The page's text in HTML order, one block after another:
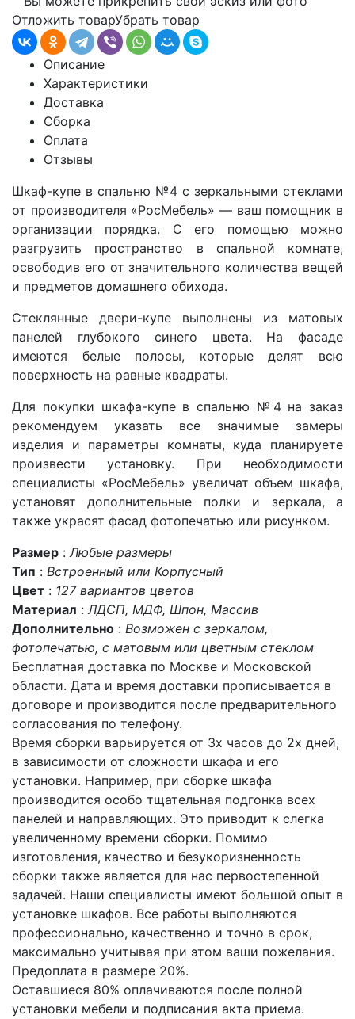
Отложить товарУбрать товар
Описание
Характеристики
Доставка
Сборка
Оплата
Отзывы
Шкаф-купе в спальню №4 с зеркальными стеклами
от производителя «РосМебель» — ваш помощник в
организации порядка. С его помощью можно
разгрузить пространство в спальной комнате,
освободив его от значительного количества вещей
и предметов домашнего обихода.
Стеклянные двери-купе выполнены из матовых
панелей глубокого синего цвета. На фасаде
имеются белые полосы, которые делят всю
поверхность на равные квадраты.
Для покупки шкафа-купе в спальню №4 на заказ
рекомендуем указать все значимые замеры
изделия и параметры комнаты, куда планируете
произвести установку. При необходимости
специалисты «РосМебель» увеличат объем шкафа,
установят дополнительные полки и зеркала, а
также украсят фасад фотопечатью или рисунком.
Размер :Любые размеры
Тип : Встроенный или Корпусный
Цвет : 127 вариантов цветов
Материал :ЛДСП, МДФ, Шпон, Массив
Дополнительно : Возможен с зеркалом,
фотопечатью, с матовым или цветным стеклом
Бесплатная доставка по Москве и Московской
области. Дата и время доставки прописывается в
договоре и производится после предварительного
согласования по телефону.
Время сборки варьируется от 3х часов до 2х дней,
в зависимости от сложности шкафа и его
установки. Например, при сборке шкафа
производится особо тщательная подгонка всех
панелей и направляющих. Это приводит к слегка
увеличенному времени сборки. Помимо
изготовления, качество и безукоризненность
сборки также является для нас первостепенной
задачей. Наши специалисты имеют большой опыт в
установке шкафов. Все работы выполняются
профессионально, качественно и точно в срок,
максимально учитывая при этом ваши пожелания.
Предоплата в размере 20%.
Оставшиеся 80% оплачиваются после полной
установки мебели и подписания акта приема.